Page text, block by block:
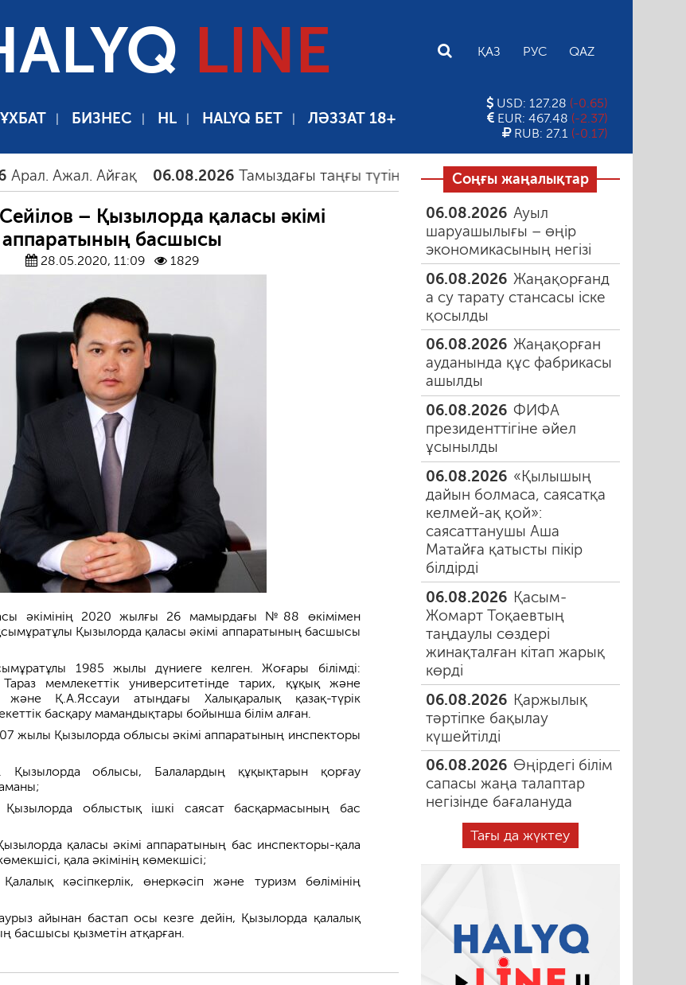
LINE ҚАЗ РУС QAZ
БИЗНЕС HL HALYQ БЕТ ЛӘЗЗАТ 18+
USD: 127.28 (-0.65)
EUR: 467.48 (-2.37)
RUB: 27.1 (-0.17)
Ажал. Айғақ 06.08.2026 Тамыздағы таңғы түтін 06.08.2026 Құмарлық эпидемиясы
– Қызылорда қаласы әкімі
аппаратының басшысы
28.05.2020, 11:09 1829
әкімінің 2020 жылғы 26 мамырдағы №88 өкімімен
Қызылорда қаласы әкімі аппаратының басшысы
1985 жылы дүниеге келген. Жоғары білімді:
мемлекеттік университетінде тарих, құқық және
және Қ.А.Яссауи атындағы Халықаралық қазақ-түрік
басқару мамандықтары бойынша білім алған.
жылы Қызылорда облысы әкімі аппаратының инспекторы
облысы, Балалардың құқықтарын қорғау
облыстық ішкі саясат басқармасының бас
қаласы әкімі аппаратының бас инспекторы-қала
қала әкімінің көмекшісі;
кәсіпкерлік, өнеркәсіп және туризм бөлімінің
айынан бастап осы кезге дейін, Қызылорда қалалық
басшысы қызметін атқарған.
Соңғы жаңалықтар
06.08.2026 Ауыл
шаруашылығы – өңір
экономикасының негізі
06.08.2026 Жаңақорғанд
а су тарату стансасы іске
қосылды
06.08.2026 Жаңақорған
ауданында құс фабрикасы
ашылды
06.08.2026 ФИФА
президенттігіне әйел
ұсынылды
06.08.2026 «Қылышың
дайын болмаса, саясатқа
келмей-ақ қой»:
саясаттанушы Аша
Матайға қатысты пікір
білдірді
06.08.2026 Қасым-
Жомарт Тоқаевтың
таңдаулы сөздері
жинақталған кітап жарық
көрді
06.08.2026 Қаржылық
тәртіпке бақылау
күшейтілді
06.08.2026 Өңірдегі білім
сапасы жаңа талаптар
негізінде бағалануда
Тағы да жүктеу